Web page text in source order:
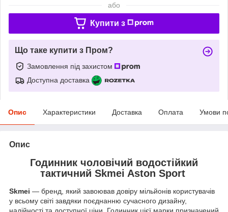
або
Купити з
Що таке купити з Пром?
Замовлення під захистом
Доступна доставка
Опис Характеристики Доставка Оплата Умови
Опис
Годинник чоловічий водостійкий
тактичний Skmei Aston Sport
Skmei — бренд, який завоював довіру мільйонів користувачів
у всьому світі завдяки поєднанню сучасного дизайну,